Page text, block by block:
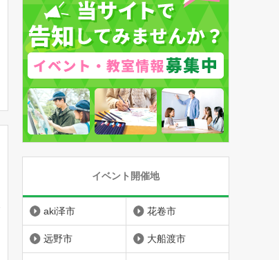
イベント開催地
aki泽市 花卷市
远野市 大船渡市